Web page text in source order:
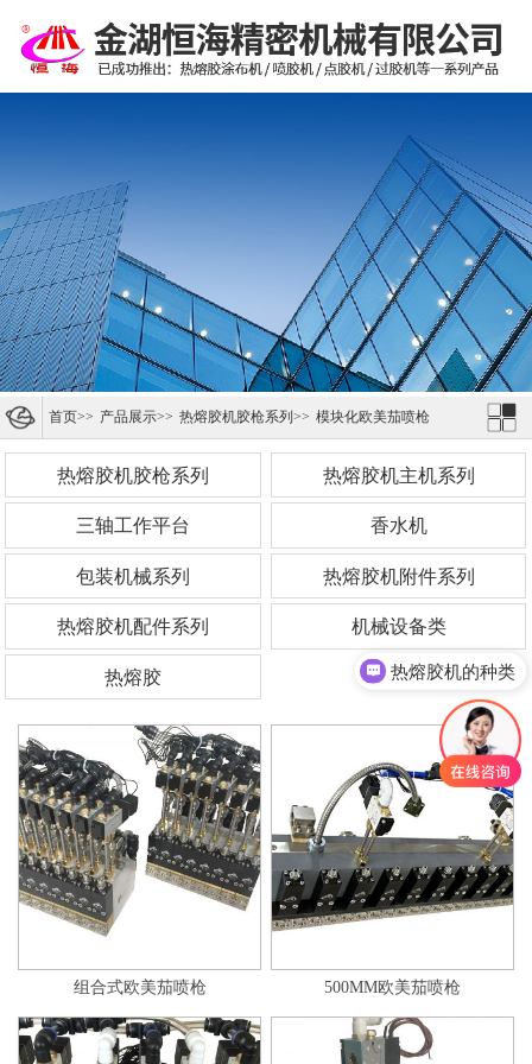
首页>> 产品展示>> 热熔胶机胶枪系列>> 模块化欧美茄喷枪
热熔胶机胶枪系列 热熔胶机主机系列
三轴工作平台 香水机
包装机械系列 热熔胶机附件系列
热熔胶机配件系列 机械设备类
热熔胶
组合式欧美茄喷枪 500MM欧美茄喷枪
热熔胶机的种类